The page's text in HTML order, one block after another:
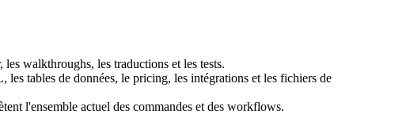
walkthroughs, les traductions et les tests.
tables de données, le pricing, les intégrations et les fichiers de
l'ensemble actuel des commandes et des workflows.